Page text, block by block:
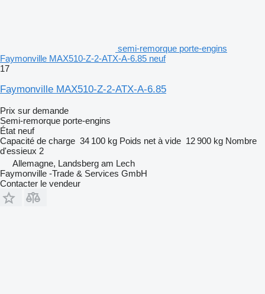
semi-remorque porte-engins
Faymonville MAX510-Z-2-ATX-A-6.85 neuf
17
Faymonville MAX510-Z-2-ATX-A-6.85
Prix sur demande
Semi-remorque porte-engins
État neuf
Capacité de charge 34 100 kg Poids net à vide 12 900 kg Nombre
d'essieux 2
Allemagne, Landsberg am Lech
Faymonville -Trade & Services GmbH
Contacter le vendeur